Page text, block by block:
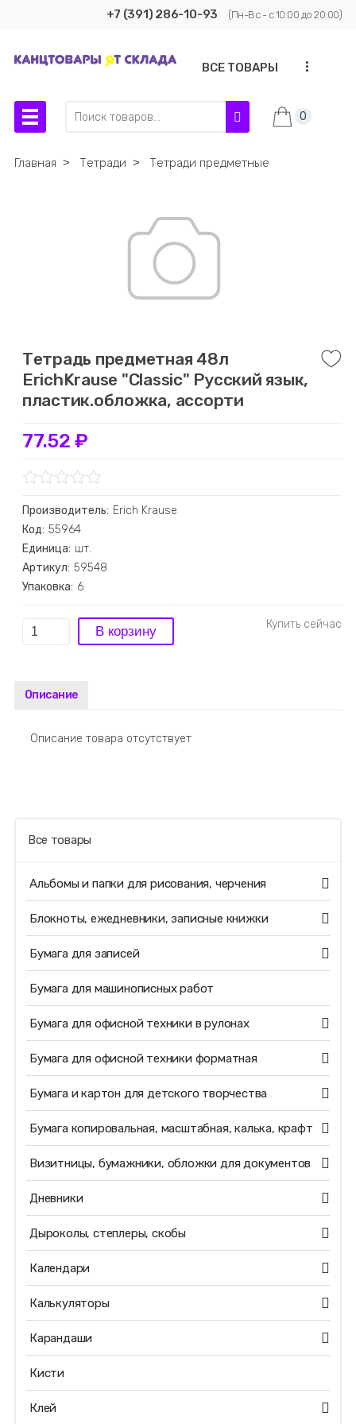
+7 (391) 286-10-93 (Пн-Вс - с 10:00 до 20:00)
ВСЕ ТОВАРЫ ...
0
Главная ˃ Тетради ˃ Тетради предметные
Тетрадь предметная 48л
ErichKrause "Classic" Русский язык,
пластик.обложка, ассорти
77.52 ₽
Производитель: Erich Krause
Код: 55964
Единица: шт.
Артикул: 59548
Упаковка: 6
Описание
Описание товара отсутствует
Все товары
Альбомы и папки для рисования, черчения
Блокноты, ежедневники, записные книжки
Бумага для записей
Бумага для машинописных работ
Бумага для офисной техники в рулонах
Бумага для офисной техники форматная
Бумага и картон для детского творчества
Бумага копировальная, масштабная, калька, крафт
Визитницы, бумажники, обложки для документов
Дневники
Дыроколы, степлеры, скобы
Календари
Калькуляторы
Карандаши
Кисти
Клей